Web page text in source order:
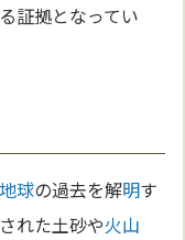
証拠となってい
地球の過去を解明す
れた土砂や火山